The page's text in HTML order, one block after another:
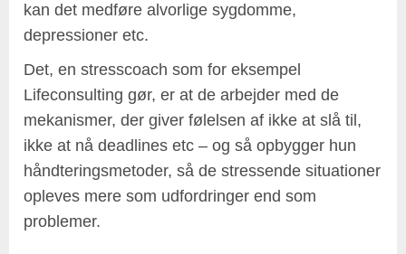
kan det medføre alvorlige sygdomme,
depressioner etc.
Det, en stresscoach som for eksempel
Lifeconsulting gør, er at de arbejder med de
mekanismer, der giver følelsen af ikke at slå til,
ikke at nå deadlines etc – og så opbygger hun
håndteringsmetoder, så de stressende situationer
opleves mere som udfordringer end som
problemer.